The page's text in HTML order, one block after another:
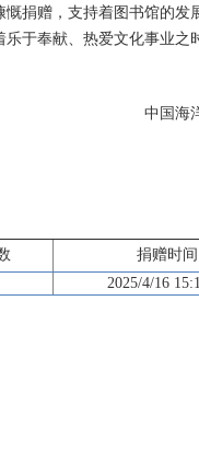
捐赠，支持着图书馆的发
于奉献、热爱文化事业之
中国海
捐赠时间
2025/4/16